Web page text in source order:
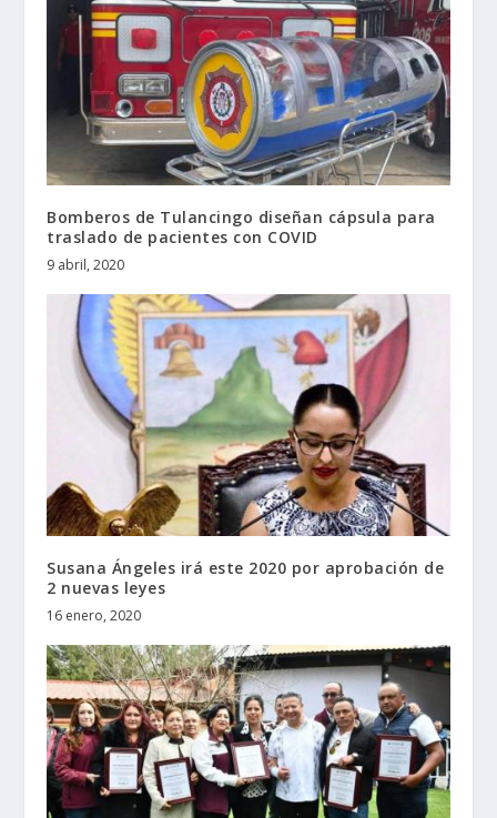
Bomberos de Tulancingo diseñan cápsula para
traslado de pacientes con COVID
9 abril, 2020
Susana Ángeles irá este 2020 por aprobación de
2 nuevas leyes
16 enero, 2020